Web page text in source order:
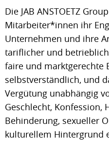
Die JAB ANSTOETZ
Mitarbeiter*innen ihr
Unternehmen und ihre
tariflicher und
faire und marktgerechte
selbstverständlich, und
Vergütung unabhängig
Geschlecht, Konfession,
Behinderung, sexueller
kulturellem Hintergrund